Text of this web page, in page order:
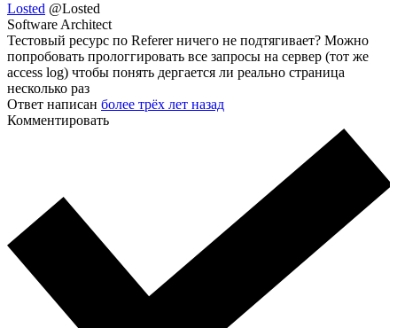
Losted @Losted
Software Architect
Тестовый ресурс по Referer ничего не подтягивает? Можно
попробовать прологгировать все запросы на сервер (тот же
access log) чтобы понять дергается ли реально страница
несколько раз
Ответ написан более трёх лет назад
Комментировать